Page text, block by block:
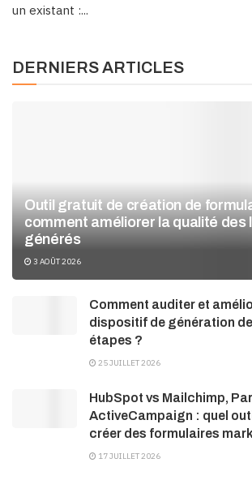
un existant :...
DERNIERS ARTICLES
Outil gratuit de création de
comment améliorer la qualité des
générés
3 AOÛT 2026
Comment auditer et
dispositif de génération
étapes ?
25 JUILLET 2026
HubSpot vs Mailchimp,
ActiveCampaign : quel
créer des formulaires
17 JUILLET 2026